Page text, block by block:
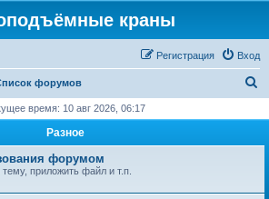
краны
Вход
Регистрация
форумов
с
время: 10 авг 2026, 06:17
Разное
форумом
приложить файл и т.п.